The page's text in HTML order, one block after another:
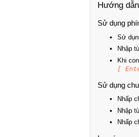
Hướng
Sử dụng
Sử
Nhập
Khi
[
Sử dụng
Nhấp
Nhập
Nhấp